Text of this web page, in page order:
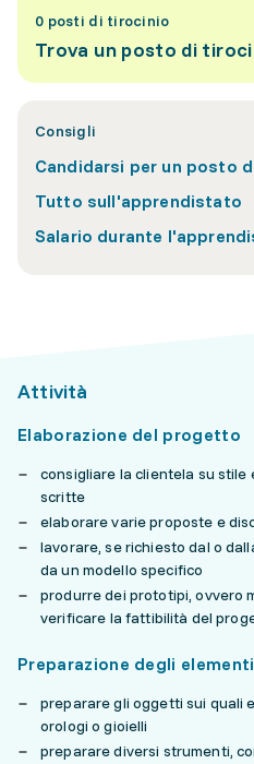
0 posti di tirocinio
Trova un posto di
Consigli
Candidarsi per un posto
Tutto sull'apprendistato
Salario durante
Attività
Elaborazione del progetto
consigliare la clientela su stile
scritte
elaborare varie proposte e
lavorare, se richiesto dal o
da un modello specifico
produrre dei prototipi, ovvero
verificare la fattibilità del
Preparazione degli elementi
preparare gli oggetti sui quali
orologi o gioielli
preparare diversi strumenti,